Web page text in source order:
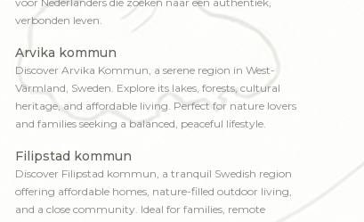
verbonden leven.
Arvika kommun
Discover Arvika Kommun, a serene region in West-
Värmland, Sweden. Explore its lakes, forests, cultural
heritage, and affordable living. Perfect for nature lovers
and families seeking a balanced, peaceful lifestyle.
Filipstad kommun
Discover Filipstad kommun, a tranquil Swedish region
offering affordable homes, nature-filled outdoor living,
and a close community. Ideal for families, remote